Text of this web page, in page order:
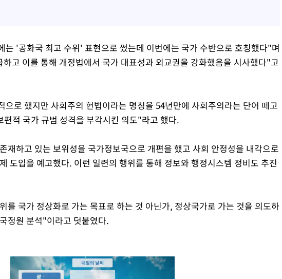
는 '공화국 최고 수위' 표현으로 썼는데 이번에는 국가 수반으로 호칭했다"며
고 이를 통해 개정법에서 국가 대표성과 외교권을 강화했음을 시사했다"고
으로 했지만 사회주의 헌법이라는 명칭을 54년만에 사회주의라는 단어 떼고
편적 국가 규범 성격을 부각시킨 의도"라고 했다.
재하고 있는 보위성을 국가정보국으로 개편을 했고 사회 안정성을 내각으로
도입을 예고했다. 이런 일련의 행위를 통해 정보와 행정시스템 정비도 추진
를 국가 정상화로 가는 목표로 하는 것 아닌가, 정상국가로 가는 것을 의도하
정원 분석"이라고 덧붙였다.